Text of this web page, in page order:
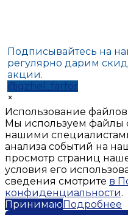
Подписывайтесь на
регулярно дарим
акции.
@gzhel_farfor
×
Использование файлов
Мы используем файлы
нашими
анализа событий на
просмотр страниц
условия его
сведения смотрите в
конфиденциальности.
ПринимаюПодробнее